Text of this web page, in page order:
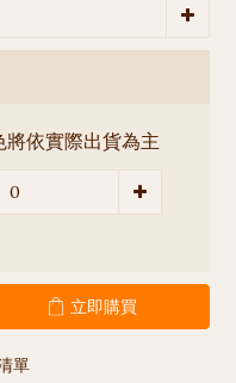
依實際出貨為主
立即購買
單